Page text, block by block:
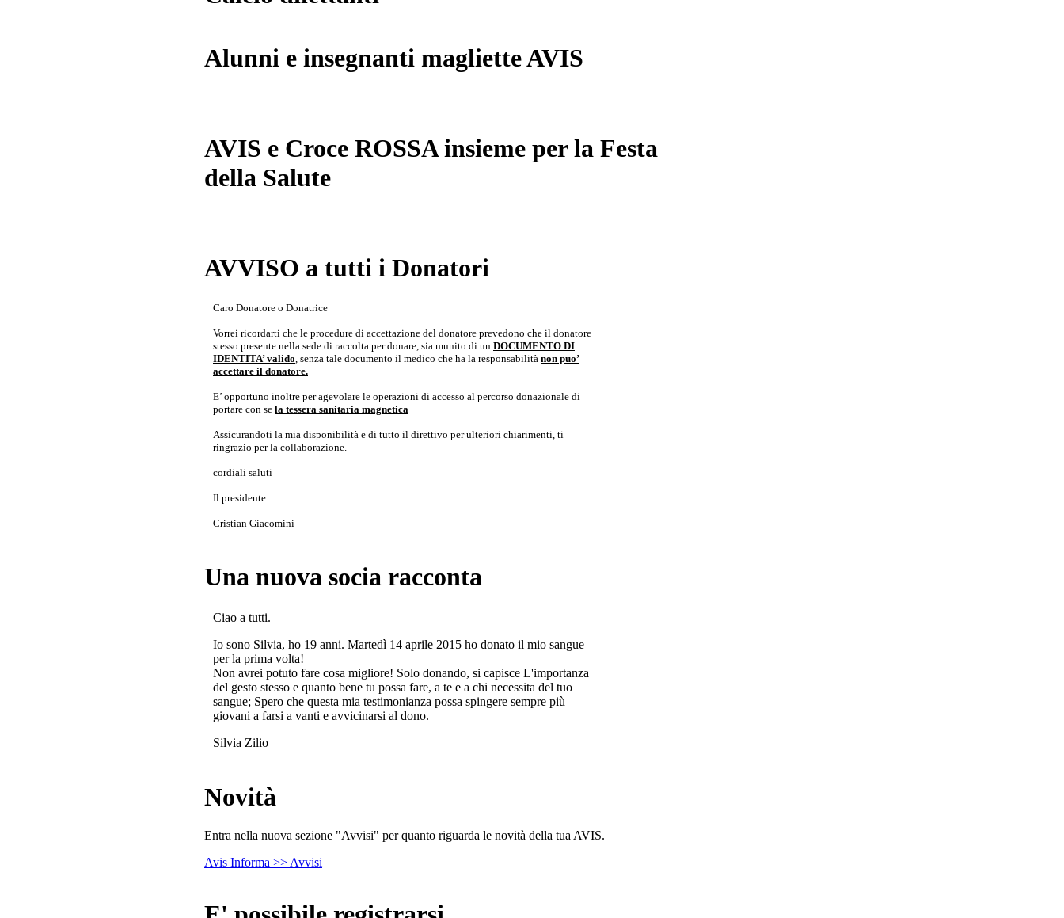
Alunni e insegnanti magliette AVIS
AVIS e Croce ROSSA insieme per la Festa
della Salute
AVVISO a tutti i Donatori
Caro Donatore o Donatrice
Vorrei ricordarti che le procedure di accettazione del donatore prevedono che il donatore
stesso presente nella sede di raccolta per donare, sia munito di un DOCUMENTO DI
IDENTITA’ valido, senza tale documento il medico che ha la responsabilità non puo’
accettare il donatore.
E’ opportuno inoltre per agevolare le operazioni di accesso al percorso donazionale di
portare con se la tessera sanitaria magnetica
Assicurandoti la mia disponibilità e di tutto il direttivo per ulteriori chiarimenti, ti
ringrazio per la collaborazione.
cordiali saluti
Il presidente
Cristian Giacomini
Una nuova socia racconta
Ciao a tutti.
Io sono Silvia, ho 19 anni. Martedì 14 aprile 2015 ho donato il mio sangue
per la prima volta!
Non avrei potuto fare cosa migliore! Solo donando, si capisce L'importanza
del gesto stesso e quanto bene tu possa fare, a te e a chi necessita del tuo
sangue; Spero che questa mia testimonianza possa spingere sempre più
giovani a farsi a vanti e avvicinarsi al dono.
Silvia Zilio
Novità
Entra nella nuova sezione "Avvisi" per quanto riguarda le novità della tua AVIS.
Avis Informa >> Avvisi